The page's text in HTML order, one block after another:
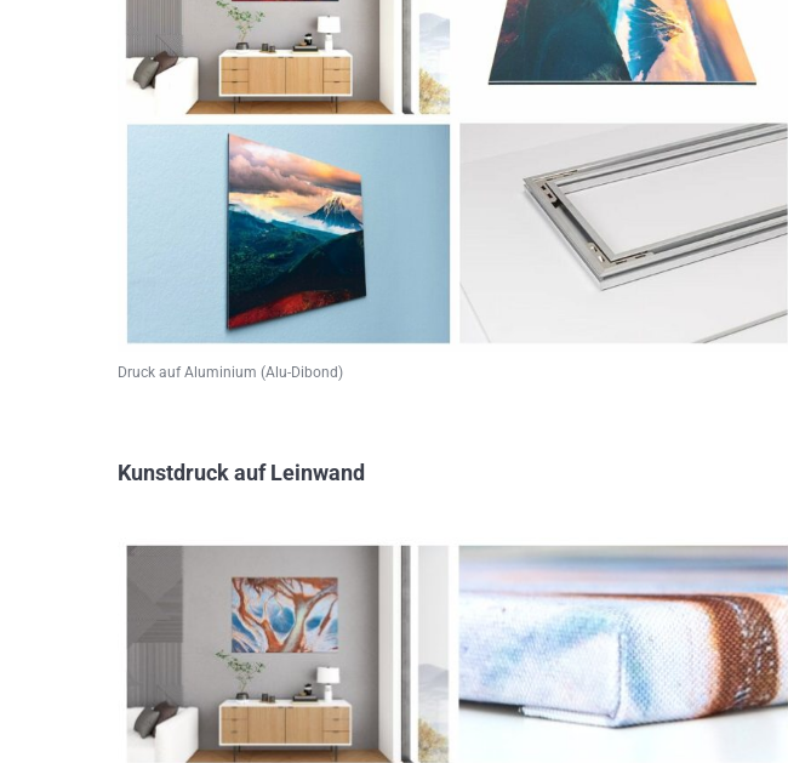
Druck auf Aluminium (Alu-Dibond)
Kunstdruck auf Leinwand